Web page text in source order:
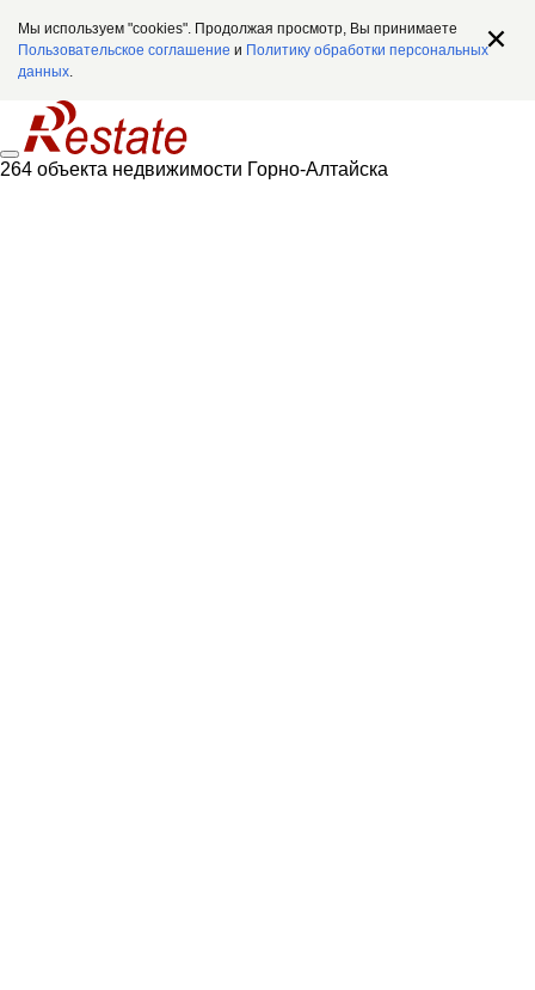
Мы используем "cookies". Продолжая просмотр, Вы принимаете
Пользовательское соглашение и Политику обработки персональных
данных.
264 объекта недвижимости Горно-Алтайска